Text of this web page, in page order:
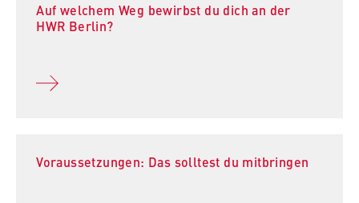
Auf welchem Weg bewirbst du dich an der
HWR Berlin?
Voraussetzungen: Das solltest du mitbringen